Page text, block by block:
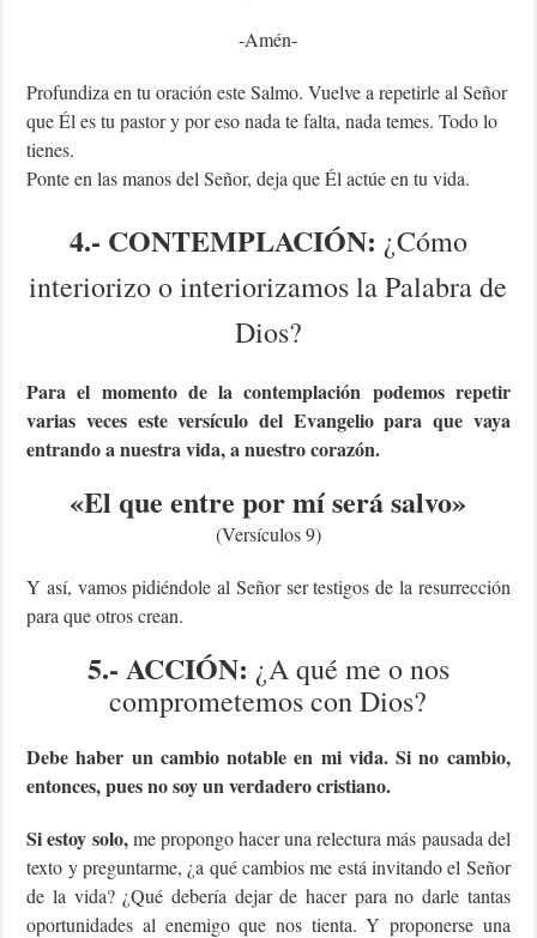
-Amén-
Profundiza en tu oración este Salmo. Vuelve a repetirle al Señor
que Él es tu pastor y por eso nada te falta, nada temes. Todo lo
tienes.
Ponte en las manos del Señor, deja que Él actúe en tu vida.
4.- CONTEMPLACIÓN: ¿Cómo
interiorizo o interiorizamos la Palabra de
Dios?
Para el momento de la contemplación podemos repetir
varias veces este versículo del Evangelio para que vaya
entrando a nuestra vida, a nuestro corazón.
«El que entre por mí será salvo»
(Versículos 9)
Y así, vamos pidiéndole al Señor ser testigos de la resurrección
para que otros crean.
5.- ACCIÓN: ¿A qué me o nos
comprometemos con Dios?
Debe haber un cambio notable en mi vida. Si no cambio,
entonces, pues no soy un verdadero cristiano.
Si estoy solo,me propongo hacer una relectura más pausada del
texto y preguntarme, ¿a qué cambios me está invitando el Señor
de la vida? ¿Qué debería dejar de hacer para no darle tantas
oportunidades al enemigo que nos tienta. Y proponerse una